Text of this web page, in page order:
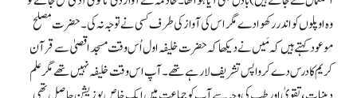
وہ اوپلوں کو اندر رکھوا دے مگر اس کی آواز کی طرف کسی نے توجہ نہ کی۔ حضرت مصلح
موعود کہتے ہیں کہ مَیں نے دیکھا کہ حضرت خلیفہ اول اُس وقت مسجد اقصیٰ سے قرآن
کریم کا درس دے کر واپس تشریف لا رہے تھے۔ آپ اس وقت خلیفہ نہیں تھے مگر علم